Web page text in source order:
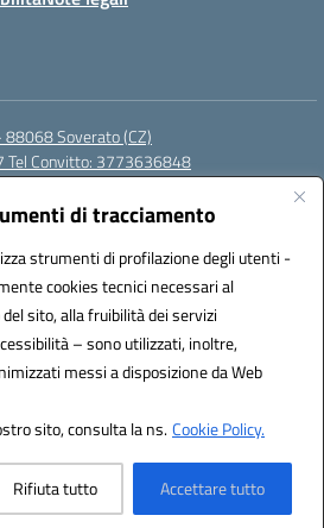
di tracciamento
strumenti di profilazione degli utenti -
cookies tecnici necessari al
sito, alla fruibilità dei servizi
– sono utilizzati, inoltre,
messi a disposizione da Web
sito, consulta la ns.Cookie Policy.
Rifiuta tutto Accettare tutto
88068 Soverato (CZ)
Tel Convitto: 3773636848
czrh04000q@pec.istruzione.it
Amministrazioni (IPA): istsc_czrh04000q
UF9M13
by 3D Solution S.r.l.
Design by Designers Italia